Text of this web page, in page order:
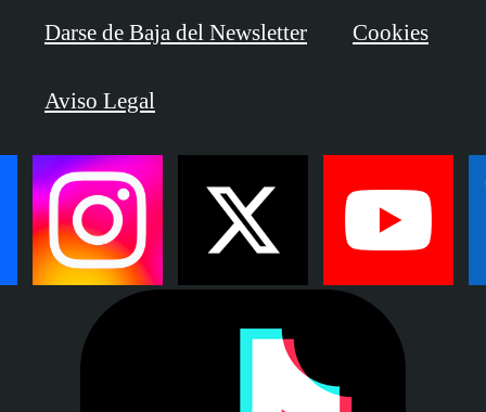
Darse de Baja del Newsletter Cookies
Aviso Legal